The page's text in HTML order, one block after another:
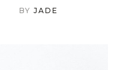
BY JADE